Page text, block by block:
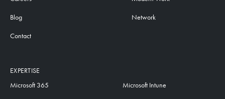
Blog
Contact
Network
EXPERTISE
Microsoft 365
Microsoft Intune